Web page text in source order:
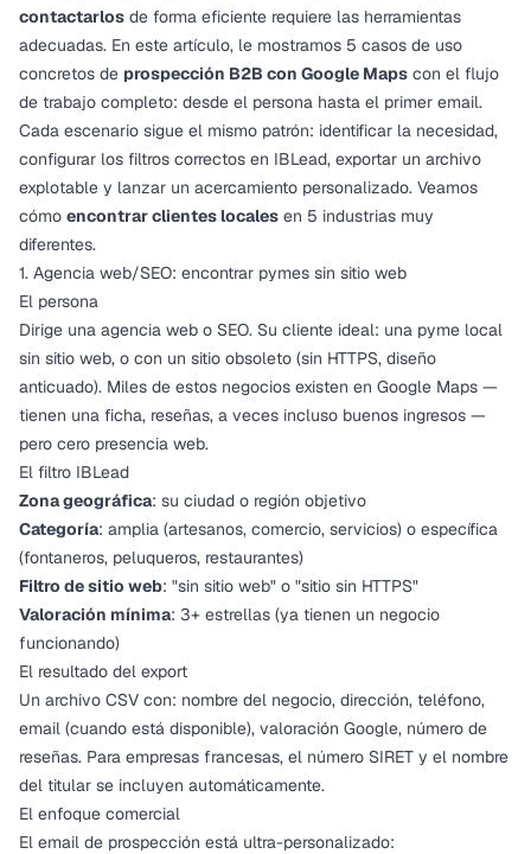
contactarlos de forma eficiente requiere las herramientas
adecuadas. En este artículo, le mostramos 5 casos de uso
concretos de prospección B2B con Google Maps con el flujo
de trabajo completo: desde el persona hasta el primer email.
Cada escenario sigue el mismo patrón: identificar la necesidad,
configurar los filtros correctos en IBLead, exportar un archivo
explotable y lanzar un acercamiento personalizado. Veamos
cómo encontrar clientes locales en 5 industrias muy
diferentes.
1. Agencia web/SEO: encontrar pymes sin sitio web
El persona
Dirige una agencia web o SEO. Su cliente ideal: una pyme local
sin sitio web, o con un sitio obsoleto (sin HTTPS, diseño
anticuado). Miles de estos negocios existen en Google Maps —
tienen una ficha, reseñas, a veces incluso buenos ingresos —
pero cero presencia web.
El filtro IBLead
Zona geográfica: su ciudad o región objetivo
Categoría: amplia (artesanos, comercio, servicios) o específica
(fontaneros, peluqueros, restaurantes)
Filtro de sitio web: "sin sitio web" o "sitio sin HTTPS"
Valoración mínima: 3+ estrellas (ya tienen un negocio
funcionando)
El resultado del export
Un archivo CSV con: nombre del negocio, dirección, teléfono,
email (cuando está disponible), valoración Google, número de
reseñas. Para empresas francesas, el número SIRET y el nombre
del titular se incluyen automáticamente.
El enfoque comercial
El email de prospección está ultra-personalizado: